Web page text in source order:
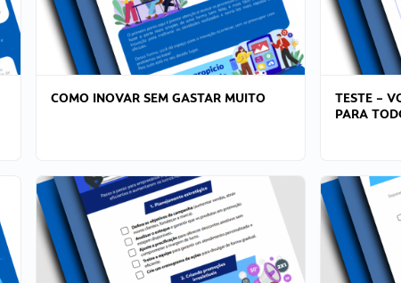
COMO INOVAR SEM GASTAR MUITO
TESTE –
PARA